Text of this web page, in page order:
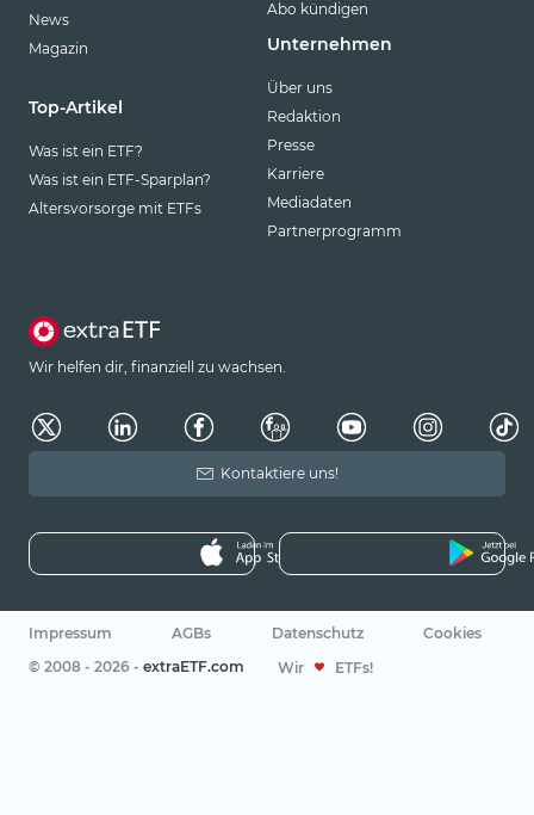
News
Magazin
Top-Artikel
Was ist ein ETF?
Was ist ein ETF-Sparplan?
Altersvorsorge mit ETFs
Abo kündigen
Unternehmen
Über uns
Redaktion
Presse
Karriere
Mediadaten
Partnerprogramm
Wir helfen dir, finanziell zu wachsen.
Kontaktiere uns!
Impressum AGBs Datenschutz
Cookies
© 2008 - 2026 - extraETF.com Wir ETFs!